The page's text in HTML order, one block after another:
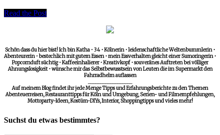
Read the Post
Schön dass du hier bist! Ich bin Katha • 34 • Kölnerin • leidenschaftliche Weltenbummlerin •
Abenteurerin • bestechlich mit gutem Essen • mein Essverhalten gleicht einer Sumoringerin •
Popcornduft süchtig • Kaffeeinhalierer • Kreativkopf • souveränes Auftreten bei völliger
Ahnungslosigkeit • wünsche mir das Selbstbewusstsein von Leuten die im Supermarkt den
Fahrradhelm auflassen
__________________
Auf meinem Blog findet ihr jede Menge Tipps und Erfahrungsberichte zu den Themen
Abenteuerreisen, Restauranttipps für Köln und Umgebung, Serien- und Filmempfehlungen,
Mottoparty-Ideen, Kostüm-DIYs, Interior, Shoppingtipps und vieles mehr!
Suchst du etwas bestimmtes?